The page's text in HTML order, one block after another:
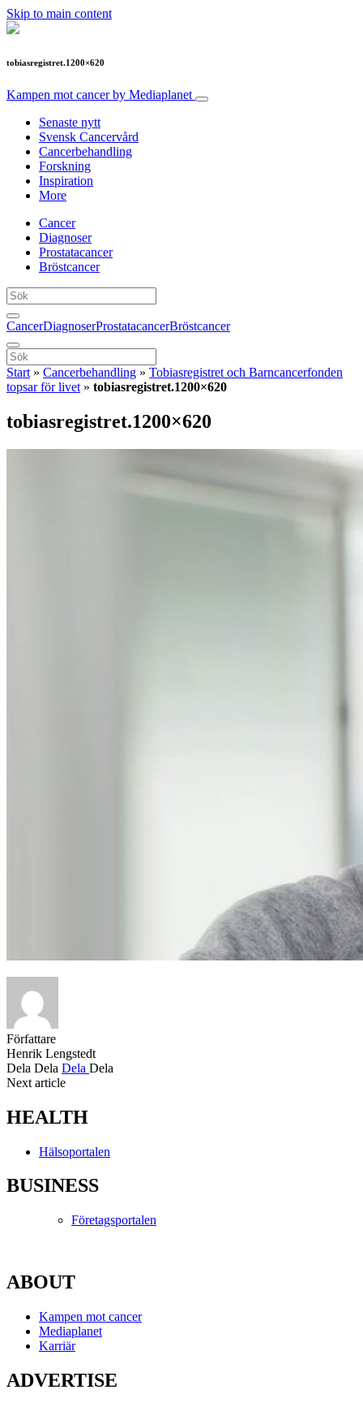
Skip to main content
tobiasregistret.1200×620
Kampen mot cancerby Mediaplanet
Senaste nytt
Svensk Cancervård
Cancerbehandling
Forskning
Inspiration
More
Cancer
Diagnoser
Prostatacancer
Bröstcancer
CancerDiagnoserProstatacancerBröstcancer
Start » Cancerbehandling » Tobiasregistret och Barncancerfonden
topsar för livet » tobiasregistret.1200×620
tobiasregistret.1200×620
Författare
Henrik Lengstedt
Dela Dela Dela Dela
Next article
HEALTH
Hälsoportalen
BUSINESS
Företagsportalen
ABOUT
Kampen mot cancer
Mediaplanet
Karriär
ADVERTISE